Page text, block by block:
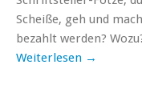
Scheiße, geh und
bezahlt werden?
Weiterlesen →